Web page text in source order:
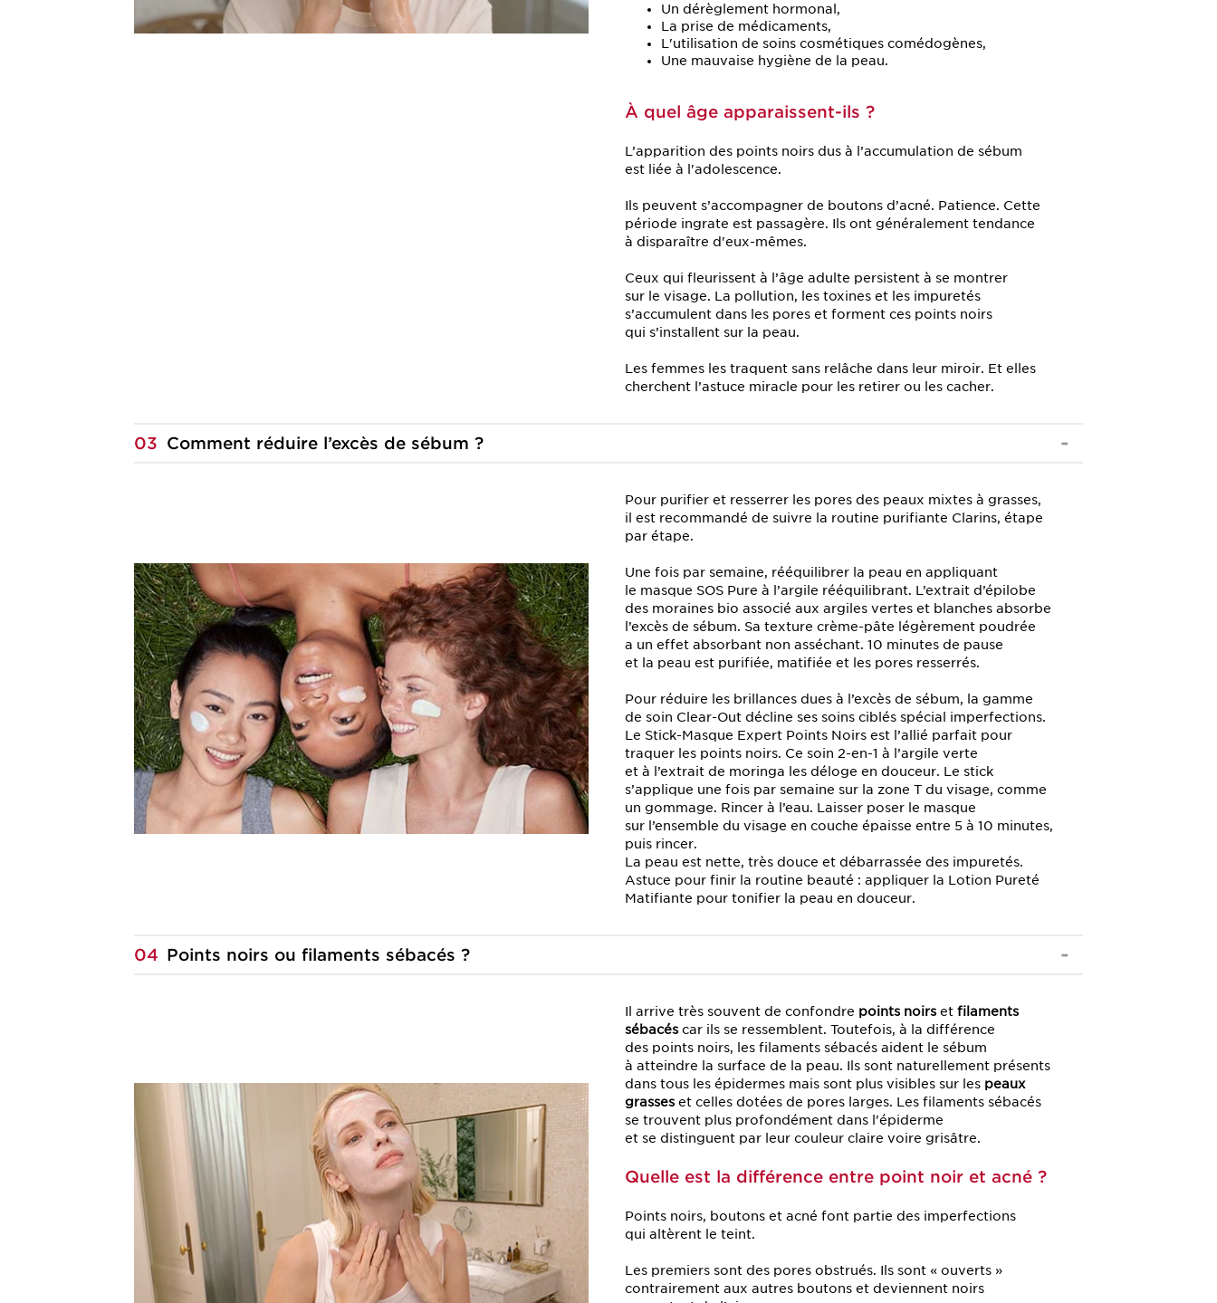
Un dérèglement hormonal,
La prise de médicaments,
L'utilisation de soins cosmétiques comédogènes,
Une mauvaise hygiène de la peau.
À quel âge apparaissent-ils ?
L’apparition des points noirs dus à l’accumulation de sébum
est liée à l'adolescence.
Ils peuvent s’accompagner de boutons d’acné. Patience. Cette
période ingrate est passagère. Ils ont généralement tendance
à disparaître d'eux-mêmes.
Ceux qui fleurissent à l’âge adulte persistent à se montrer
sur le visage. La pollution, les toxines et les impuretés
s’accumulent dans les pores et forment ces points noirs
qui s’installent sur la peau.
Les femmes les traquent sans relâche dans leur miroir. Et elles
cherchent l’astuce miracle pour les retirer ou les cacher.
03 Comment réduire l’excès de sébum ?
Pour purifier et resserrer les pores des peaux mixtes à grasses,
il est recommandé de suivre la routine purifiante Clarins, étape
par étape.
Une fois par semaine, rééquilibrer la peau en appliquant
le masque SOS Pure à l’argile rééquilibrant. L’extrait d’épilobe
des moraines bio associé aux argiles vertes et blanches absorbe
l’excès de sébum. Sa texture crème-pâte légèrement poudrée
a un effet absorbant non asséchant. 10 minutes de pause
et la peau est purifiée, matifiée et les pores resserrés.
Pour réduire les brillances dues à l’excès de sébum, la gamme
de soin Clear-Out décline ses soins ciblés spécial imperfections.
Le Stick-Masque Expert Points Noirs est l’allié parfait pour
traquer les points noirs. Ce soin 2-en-1 à l’argile verte
et à l’extrait de moringa les déloge en douceur. Le stick
s’applique une fois par semaine sur la zone T du visage, comme
un gommage. Rincer à l’eau. Laisser poser le masque
sur l’ensemble du visage en couche épaisse entre 5 à 10 minutes,
puis rincer.
La peau est nette, très douce et débarrassée des impuretés.
Astuce pour finir la routine beauté : appliquer la Lotion Pureté
Matifiante pour tonifier la peau en douceur.
04 Points noirs ou filaments sébacés ?
Il arrive très souvent de confondre points noirs et filaments
sébacés car ils se ressemblent. Toutefois, à la différence
des points noirs, les filaments sébacés aident le sébum
à atteindre la surface de la peau. Ils sont naturellement présents
dans tous les épidermes mais sont plus visibles sur les peaux
grasses et celles dotées de pores larges. Les filaments sébacés
se trouvent plus profondément dans l'épiderme
et se distinguent par leur couleur claire voire grisâtre.
Quelle est la différence entre point noir et acné ?
Points noirs, boutons et acné font partie des imperfections
qui altèrent le teint.
Les premiers sont des pores obstrués. Ils sont « ouverts »
contrairement aux autres boutons et deviennent noirs